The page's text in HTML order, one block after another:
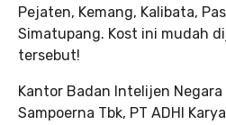
Pejaten, Kemang, Kalibata,
Simatupang. Kost ini mudah
tersebut!
Kantor Badan Intelijen Negara
Sampoerna Tbk, PT ADHI